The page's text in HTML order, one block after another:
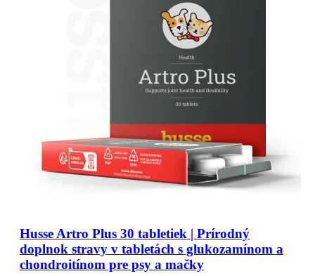
Husse Artro Plus 30 tabletiek | Prírodný
doplnok stravy v tabletách s glukozamínom a
chondroitínom pre psy a mačky